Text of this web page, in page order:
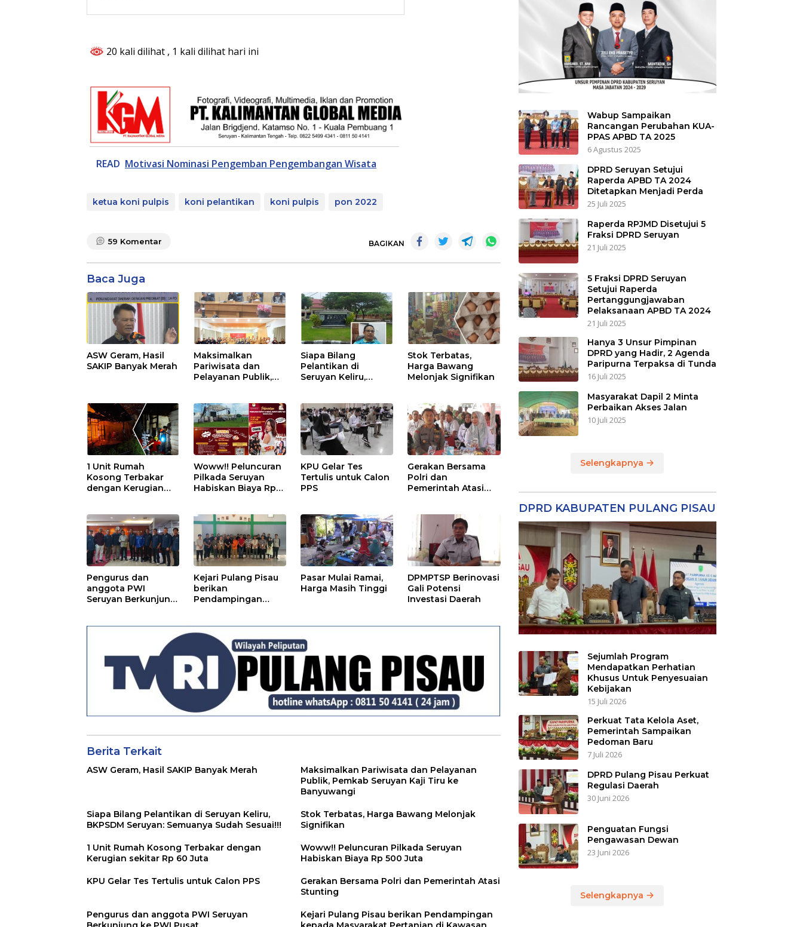
20 kali dilihat , 1 kali dilihat hari ini
READ Motivasi Nominasi Pengemban Pengembangan Wisata
ketua koni pulpis koni pelantikan koni pulpis pon 2022
59 Komentar BAGIKAN
Baca Juga
ASW Geram, Hasil
SAKIP Banyak Merah
Maksimalkan
Pariwisata dan
Pelayanan Publik,
Banyuwangi
Siapa Bilang
Pelantikan di
Seruyan Keliru,
Sesuai!!!
Stok Terbatas,
Harga Bawang
Melonjak Signifikan
1 Unit Rumah
Kosong Terbakar
dengan Kerugian
Woww!! Peluncuran
Pilkada Seruyan
Habiskan Biaya Rp
KPU Gelar Tes
Tertulis untuk Calon
PPS
Gerakan Bersama
Polri dan
Pemerintah Atasi
Pengurus dan
anggota PWI
Seruyan Berkunjung
Kejari Pulang Pisau
berikan
Pendampingan
Kawasan Food
Estate
Pasar Mulai Ramai,
Harga Masih Tinggi
DPMPTSP Berinovasi
Gali Potensi
Investasi Daerah
Berita Terkait
ASW Geram, Hasil SAKIP Banyak Merah
Maksimalkan Pariwisata dan Pelayanan
Publik, Pemkab Seruyan Kaji Tiru ke
Banyuwangi
Siapa Bilang Pelantikan di Seruyan Keliru,
BKPSDM Seruyan: Semuanya Sudah Sesuai!!!
Stok Terbatas, Harga Bawang Melonjak
Signifikan
1 Unit Rumah Kosong Terbakar dengan
Kerugian sekitar Rp 60 Juta
Woww!! Peluncuran Pilkada Seruyan
Habiskan Biaya Rp 500 Juta
KPU Gelar Tes Tertulis untuk Calon PPS
Gerakan Bersama Polri dan Pemerintah Atasi
Stunting
Pengurus dan anggota PWI Seruyan
Kejari Pulang Pisau berikan Pendampingan
Wabup Sampaikan
Rancangan Perubahan KUA-
PPAS APBD TA 2025
6 Agustus 2025
DPRD Seruyan Setujui
Raperda APBD TA 2024
Ditetapkan Menjadi Perda
25 Juli 2025
Raperda RPJMD Disetujui 5
Fraksi DPRD Seruyan
21 Juli 2025
5 Fraksi DPRD Seruyan
Setujui Raperda
Pertanggungjawaban
Pelaksanaan APBD TA 2024
21 Juli 2025
Hanya 3 Unsur Pimpinan
DPRD yang Hadir, 2 Agenda
Paripurna Terpaksa di Tunda
16 Juli 2025
Masyarakat Dapil 2 Minta
Perbaikan Akses Jalan
10 Juli 2025
Selengkapnya
DPRD KABUPATEN PULANG PISAU
Sejumlah Program
Mendapatkan Perhatian
Khusus Untuk Penyesuaian
Kebijakan
15 Juli 2026
Perkuat Tata Kelola Aset,
Pemerintah Sampaikan
Pedoman Baru
7 Juli 2026
DPRD Pulang Pisau Perkuat
Regulasi Daerah
30 Juni 2026
Penguatan Fungsi
Pengawasan Dewan
23 Juni 2026
Selengkapnya